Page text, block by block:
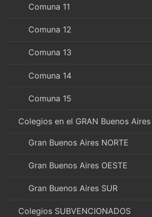
Comuna 11
Comuna 12
Comuna 13
Comuna 14
Comuna 15
Colegios en el GRAN Buenos Aires
Gran Buenos Aires NORTE
Gran Buenos Aires OESTE
Gran Buenos Aires SUR
Colegios SUBVENCIONADOS